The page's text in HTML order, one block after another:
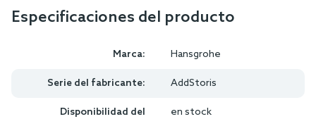
Especificaciones del producto
Marca: Hansgrohe
Serie del fabricante: AddStoris
Disponibilidad del
en stock